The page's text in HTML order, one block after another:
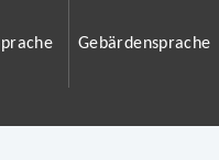
Gebärdensprache